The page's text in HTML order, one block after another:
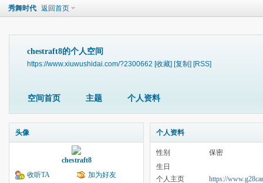
秀舞时代 返回首页
chestraft8的个人空间
https://www.xiuwushidai.com/?2300662 [收藏] [复制] [RSS]
空间首页 主题 个人资料
头像
chestraft8
收听TA
加为好友
个人资料
性别
保密
生日
个人主页
https://